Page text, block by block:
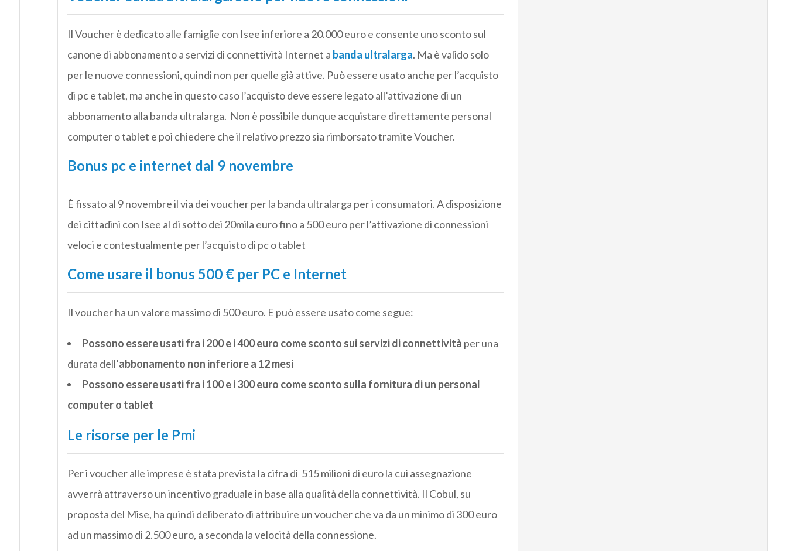
Il Voucher è dedicato alle famiglie con Isee inferiore a 20.000 euro e consente uno sconto sul
canone di abbonamento a servizi di connettività Internet a banda ultralarga. Ma è valido solo
per le nuove connessioni, quindi non per quelle già attive. Può essere usato anche per l’acquisto
di pc e tablet, ma anche in questo caso l’acquisto deve essere legato all’attivazione di un
abbonamento alla banda ultralarga. Non è possibile dunque acquistare direttamente personal
computer o tablet e poi chiedere che il relativo prezzo sia rimborsato tramite Voucher.
Bonus pc e internet dal 9 novembre
È fissato al 9 novembre il via dei voucher per la banda ultralarga per i consumatori. A disposizione
dei cittadini con Isee al di sotto dei 20mila euro fino a 500 euro per l’attivazione di connessioni
veloci e contestualmente per l’acquisto di pc o tablet
Come usare il bonus 500 € per PC e Internet
Il voucher ha un valore massimo di 500 euro. E può essere usato come segue:
Possono essere usati fra i 200 e i 400 euro come sconto sui servizi di connettività per una
durata dell’abbonamento non inferiore a 12 mesi
Possono essere usati fra i 100 e i 300 euro come sconto sulla fornitura di un personal
computer o tablet
Le risorse per le Pmi
Per i voucher alle imprese è stata prevista la cifra di 515 milioni di euro la cui assegnazione
avverrà attraverso un incentivo graduale in base alla qualità della connettività. Il Cobul, su
proposta del Mise, ha quindi deliberato di attribuire un voucher che va da un minimo di 300 euro
ad un massimo di 2.500 euro, a seconda la velocità della connessione.